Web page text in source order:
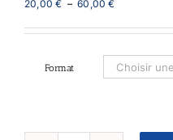
20,00€ – 60,00€Plage
prix :
à
60,00 €
Format